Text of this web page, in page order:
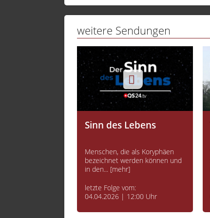
weitere Sendungen
Sinn des Lebens
Menschen, die als Koryphäen
bezeichnet werden können und
in den... [mehr]
letzte Folge vom:
04.04.2026 | 12:00 Uhr